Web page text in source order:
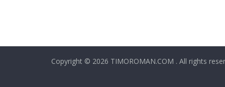
Copyright © 2026 TIMOROMAN.COM . All rights